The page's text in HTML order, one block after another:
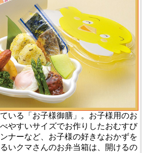
いる「お子様御膳」。お子様用のお
やすいサイズでお作りしたおむすび
ナーなど、お子様の好きなおかずを
いクマさんのお弁当箱は、開けるの